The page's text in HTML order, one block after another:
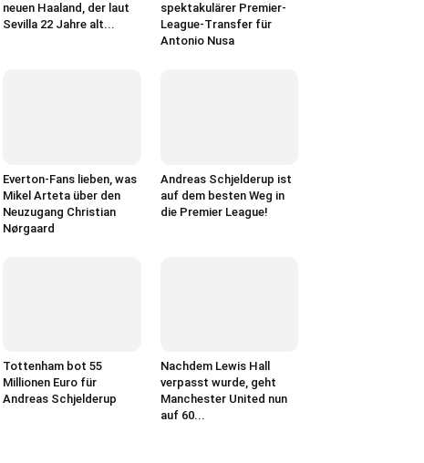
neuen Haaland, der laut
Sevilla 22 Jahre alt...
spektakulärer Premier-
League-Transfer für
Antonio Nusa
Everton-Fans lieben, was
Mikel Arteta über den
Neuzugang Christian
Nørgaard
Andreas Schjelderup ist
auf dem besten Weg in
die Premier League!
Tottenham bot 55
Millionen Euro für
Andreas Schjelderup
Nachdem Lewis Hall
verpasst wurde, geht
Manchester United nun
auf 60...